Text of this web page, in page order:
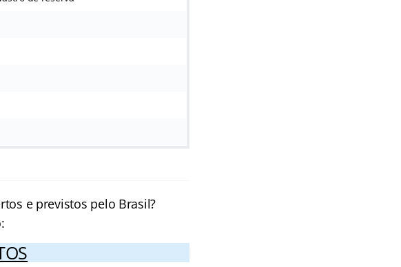
e previstos pelo Brasil?